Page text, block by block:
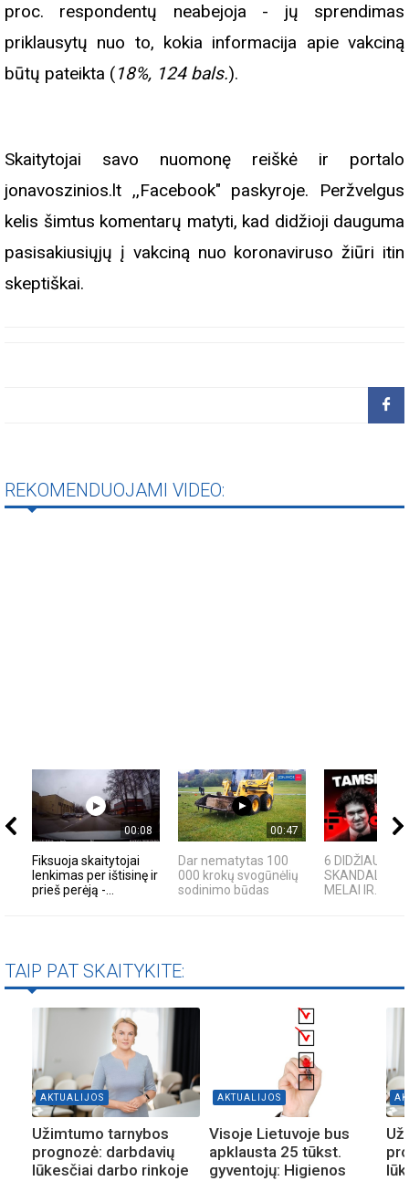
proc. respondentų neabejoja - jų sprendimas
priklausytų nuo to, kokia informacija apie vakciną
būtų pateikta (18%, 124 bals.).
Skaitytojai savo nuomonę reiškė ir portalo
jonavoszinios.lt ,,Facebook" paskyroje. Peržvelgus
kelis šimtus komentarų matyti, kad didžioji dauguma
pasisakiusiųjų į vakciną nuo koronaviruso žiūri itin
skeptiškai.
REKOMENDUOJAMI VIDEO:
00:08
Fiksuoja skaitytojai
lenkimas per ištisinę ir
prieš perėją -...
00:47
Dar nematytas 100
000 krokų svogūnėlių
sodinimo būdas
6 DIDŽIAUSI
SKANDALAI:
MELAI IR...
TAIP PAT SKAITYKITE:
AKTUALIJOS
Užimtumo tarnybos
prognozė: darbdavių
lūkesčiai darbo rinkoje
AKTUALIJOS
Visoje Lietuvoje bus
apklausta 25 tūkst.
gyventojų: Higienos